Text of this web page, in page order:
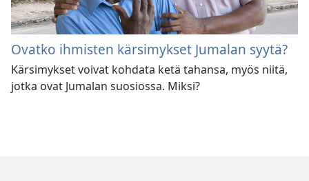
Ovatko ihmisten kärsimykset Jumalan syytä?
Kärsimykset voivat kohdata ketä tahansa, myös niitä,
jotka ovat Jumalan suosiossa. Miksi?